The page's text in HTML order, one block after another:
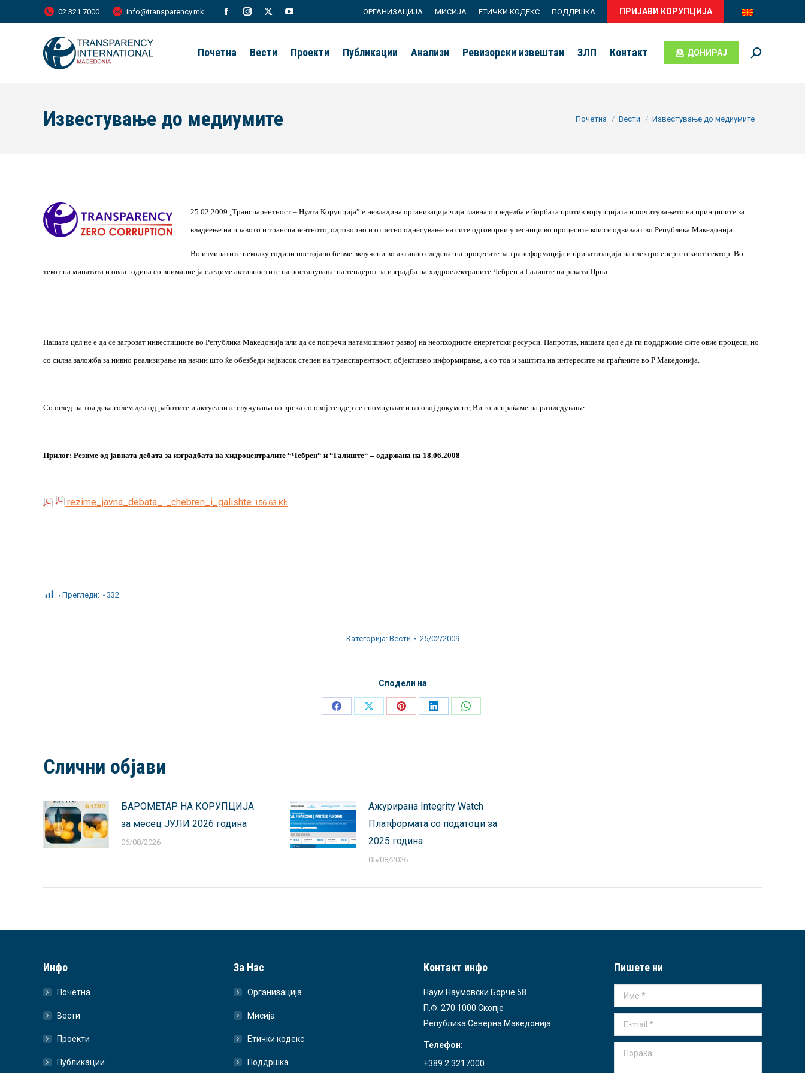
02 321 7000 info@transparency.mk
Facebook
window
Instagram
window
X
window
YouTube
opens
ОРГАНИЗАЦИЈА МИСИЈА ЕТИЧКИ КОДЕКС ПОДДРШКА ПРИЈАВИ КОРУПЦИЈА
Почетна Вести Проекти Публикации Анализи Ревизорски извештаи ЗЛП Контакт ДОНИРАЈ Search:
Известување до медиумите You are here:
Почетна Вести Известување до медиумите
25.02.2009 „Транспарентност – Нулта Корупција” е невладина организација чија главна определба е борбата против корупцијата и почитувањето на принципите за
владеење на правото и транспарентното, одговорно и отчетно однесување на сите одговорни учесници во процесите кои се одвиваат во Република Македонија.
Во изминатите неколку години постојано бевме вклучени во активно следење на процесите за трансформација и приватизација на електро енергетскиот сектор. Во
текот на минатата и оваа година со внимание ја следиме активностите на постапување на тендерот за изградба на хидроелектраните Чебрен и Галиште на реката Црна.
Нашата цел не е да се загрозат инвестициите во Република Македонија или да се попречи натамошниот развој на неопходните енергетски ресурси. Напротив, нашата цел е да ги поддржиме сите овие процеси, но
со силна заложба за нивно реализирање на начин што ќе обезбеди највисок степен на транспарентност, објективно информирање, а со тоа и заштита на интересите на граѓаните во Р Македонија.
Со оглед на тоа дека голем дел од работите и актуелните случувања во врска со овој тендер се спомнуваат и во овој документ, Ви го испраќаме на разгледување.
Прилог: Резиме од јавната дебата за изградбата на хидроцентралите “Чебрен“ и “Галиште“ – оддржана на 18.06.2008
rezime_javna_debata_-_chebren_i_galishte 156.63 Kb
Прегледи: 332
Категорија: Вести 25/02/2009
Сподели на
Share
Share
Share
Share
Share
Слични објави
БАРОМЕТАР НА КОРУПЦИЈА
за месец ЈУЛИ 2026 година
06/08/2026
Ажурирана Integrity Watch
Платформата со податоци за
2025 година
05/08/2026
Инфо
Почетна
Вести
Проекти
Публикации
За Нас
Организација
Мисија
Етички кодекс
Поддршка
Контакт инфо
Наум Наумовски Борче 58
П.Ф. 270 1000 Скопје
Република Северна Македонија
Телефон:
+389 2 3217000
Пишете ни
Име *
E-mail *
Порака